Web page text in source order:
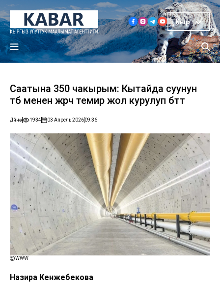
Кыр
Саатына 350 чакырым: Кытайда суунун
түбү менен жүрүүчү темир жол курулуп бүттү
Дүйнө 1934 03 Апрель 202609:36
WWW
Назира Кенжебекова